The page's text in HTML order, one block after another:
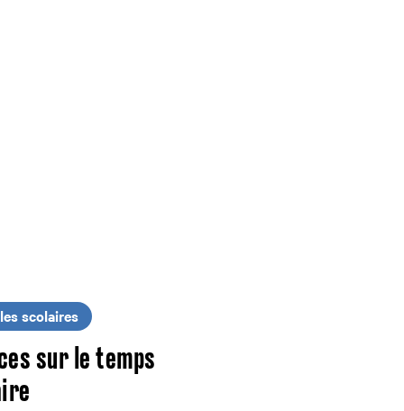
scolaires
sur le temps